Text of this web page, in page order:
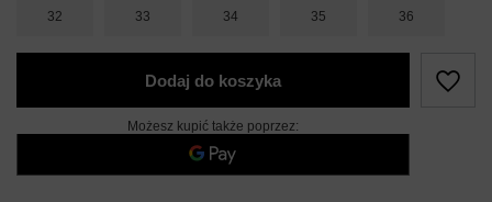
32 33 34 35 36
Dodaj do koszyka
Możesz kupić także poprzez: